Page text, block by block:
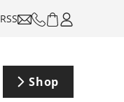
RSS
Shop